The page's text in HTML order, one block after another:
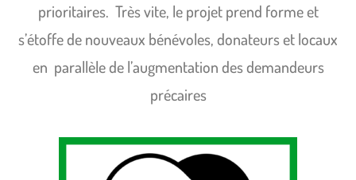
prioritaires. Très vite, le projet prend forme et
s’étoffe de nouveaux bénévoles, donateurs et locaux
en parallèle de l’augmentation des demandeurs
précaires